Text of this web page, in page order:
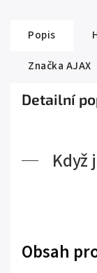
Popis
Značka AJAX
Detailní
Když
Obsah